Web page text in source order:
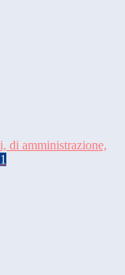
di amministrazione,
1